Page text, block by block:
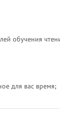
обучения
для вас время;